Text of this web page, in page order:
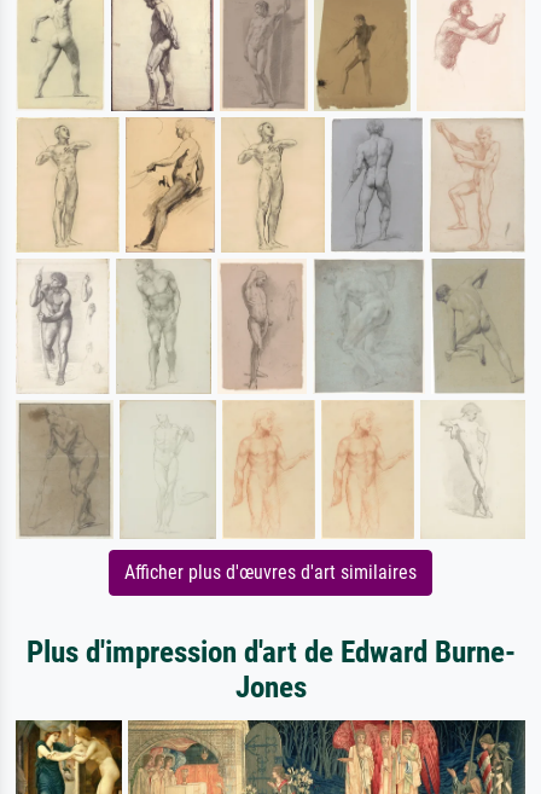
Afficher plus d'œuvres d'art similaires
Plus d'impression d'art de Edward Burne-
Jones